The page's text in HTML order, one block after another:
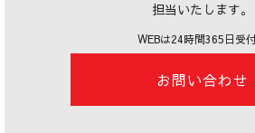
担当いたします。
WEBは24時間365日受
お問い合わせ